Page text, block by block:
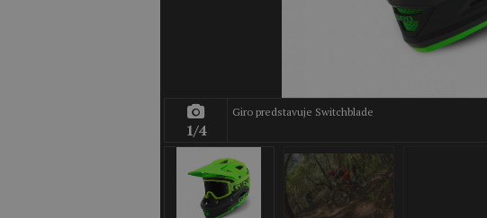
1/4
Giro predstavuje Switchblade